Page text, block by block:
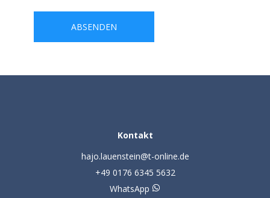
ABSENDEN
Kontakt
hajo.lauenstein@t-online.de
+49 0176 6345 5632
WhatsApp